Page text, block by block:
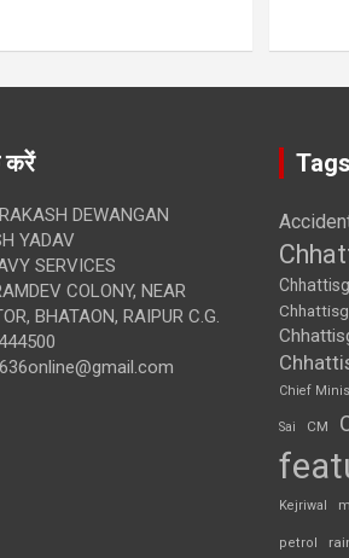
करें
DEWANGAN
YADAV
SERVICES
COLONY, NEAR
BHATAON, RAIPUR C.G.
Tags
Chief
Sai CM
Kejriwal
petrol